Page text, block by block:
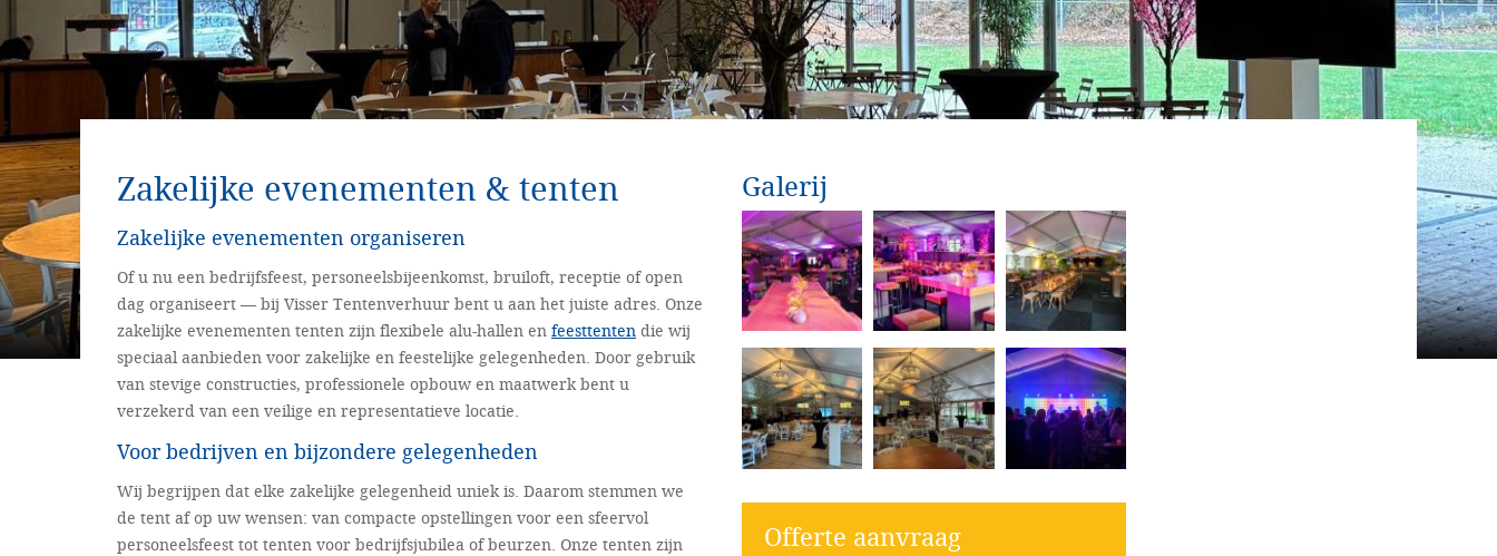
Zakelijke evenementen & tenten
Zakelijke evenementen organiseren
Of u nu een bedrijfsfeest, personeelsbijeenkomst, bruiloft, receptie of open
dag organiseert — bij Visser Tentenverhuur bent u aan het juiste adres. Onze
zakelijke evenementen tenten zijn flexibele alu-hallen en feesttentendie wij
speciaal aanbieden voor zakelijke en feestelijke gelegenheden. Door gebruik
van stevige constructies, professionele opbouw en maatwerk bent u
verzekerd van een veilige en representatieve locatie.
Voor bedrijven en bijzondere gelegenheden
Wij begrijpen dat elke zakelijke gelegenheid uniek is. Daarom stemmen we
de tent af op uw wensen: van compacte opstellingen voor een sfeervol
personeelsfeest tot tenten voor bedrijfsjubilea of beurzen. Onze tenten zijn
Galerij
Offerte aanvraag